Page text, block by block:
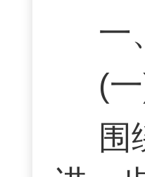
一
(
围